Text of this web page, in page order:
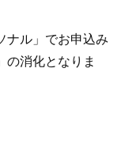
ナル」でお申込み
の消化となりま